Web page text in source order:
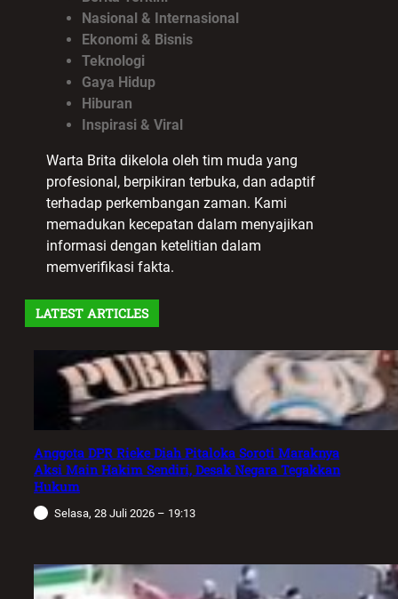
Nasional & Internasional
Ekonomi & Bisnis
Teknologi
Gaya Hidup
Hiburan
Inspirasi & Viral
Warta Brita dikelola oleh tim muda yang
profesional, berpikiran terbuka, dan adaptif
terhadap perkembangan zaman. Kami
memadukan kecepatan dalam menyajikan
informasi dengan ketelitian dalam
memverifikasi fakta.
LATEST ARTICLES
Anggota DPR Rieke Diah Pitaloka Soroti Maraknya
Aksi Main Hakim Sendiri, Desak Negara Tegakkan
Hukum
Selasa, 28 Juli 2026 – 19:13